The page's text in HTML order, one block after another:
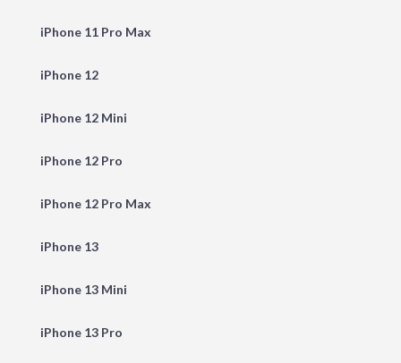
iPhone 11 Pro Max
iPhone 12
iPhone 12 Mini
iPhone 12 Pro
iPhone 12 Pro Max
iPhone 13
iPhone 13 Mini
iPhone 13 Pro